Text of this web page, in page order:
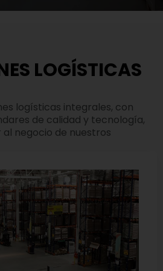
LOGÍSTICAS
logísticas integrales, con
de calidad y tecnología,
negocio de nuestros